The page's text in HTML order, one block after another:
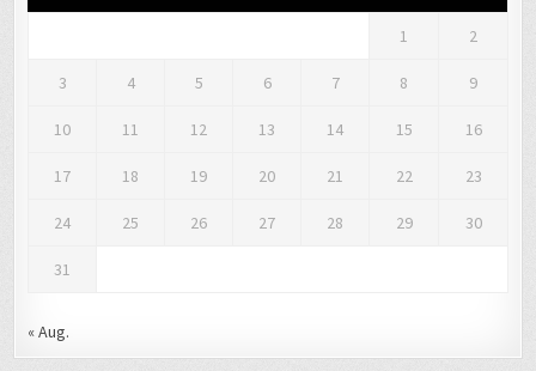
1 2
3 4 5 6 7 8 9
10 11 12 13 14 15 16
17 18 19 20 21 22 23
24 25 26 27 28 29 30
31
« Aug.